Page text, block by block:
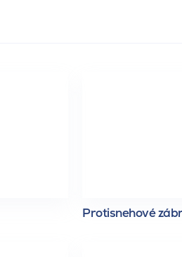
Protisnehové